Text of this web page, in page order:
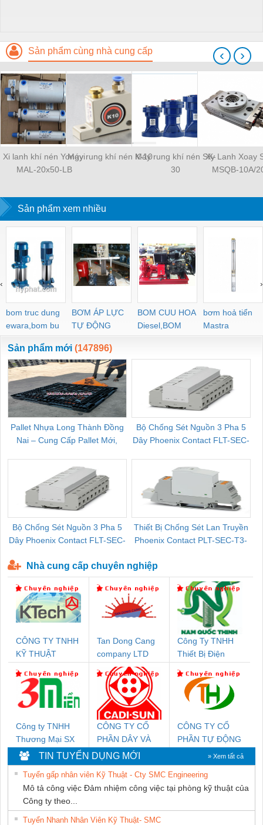
Sản phẩm cùng nhà cung cấp
Xi lanh khí nén Yongyi
MAL-20x50-LB
Máy rung khí nén K-10Máy rung khí nén SK-
30
Xy Lanh Xoay
MSQB-10A/
‹ ›
Sản phẩm xem nhiều
bom truc dung
ewara,bom bu
ewara
BƠM ÁP LỰC
TỰ ĐỘNG
BOM CUU HOA
Diesel,BOM
CHUA CHAY
bơm hoả tiển
Mastra
‹ ›
Sản phẩm mới (147896)
Pallet Nhựa Long Thành Đồng
Nai – Cung Cấp Pallet Mới,
Bộ Chống Sét Nguồn 3 Pha 5
Dây Phoenix Contact FLT-SEC-
Bộ Chống Sét Nguồn 3 Pha 5
Dây Phoenix Contact FLT-SEC-
Thiết Bị Chống Sét Lan Truyền
Phoenix Contact PLT-SEC-T3-
Nhà cung cấp chuyên nghiệp
CÔNG TY TNHH
KỸ THUẬT
NAM
Tan Dong Cang
company LTD
Công Ty TNHH
Thiết Bị Điện
Công ty TNHH
Thương Mại SX
Ba Miền
CÔNG TY CỔ
PHẦN DÂY VÀ
CÁP ĐIỆN
THƯỢNG ĐÌNH
CÔNG TY CỔ
PHẦN TỰ ĐỘNG
TIẾN HƯNG
TIN TUYỂN DỤNG MỚI » Xem tất cả
Tuyển gấp nhân viên Kỹ Thuật - Cty SMC Engineering
Mô tả công việc Đảm nhiệm công việc tại phòng kỹ thuật của
Công ty theo...
Tuyển Nhanh Nhân Viên Kỹ Thuật- SMC